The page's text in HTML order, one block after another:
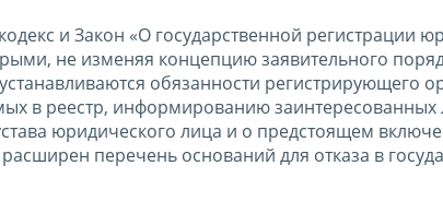
и Закон «О государственной регистрации
не изменяя концепцию заявительного
обязанности регистрирующего
в реестр, информированию
юридического лица и о предстоящем
перечень оснований для отказа в